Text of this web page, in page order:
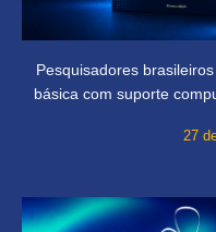
Pesquisadores
básica com suporte
27